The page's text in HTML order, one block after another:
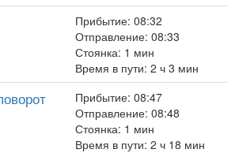
Прибытие: 08:32
Отправление: 08:33
Стоянка: 1 мин
Время в пути: 2 ч 3 мин
Прибытие: 08:47
Отправление: 08:48
Стоянка: 1 мин
Время в пути: 2 ч 18 мин